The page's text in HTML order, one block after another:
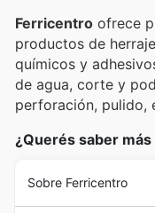
Ferricentro ofrece
productos de
químicos y
de agua, corte y
perforación, pulido,
¿Querés saber
Sobre Ferricentro